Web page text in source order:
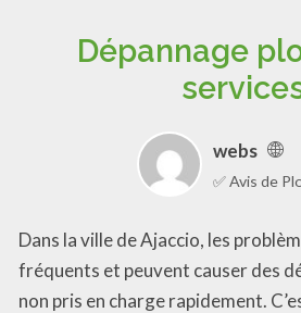
Dépannage
webs
✅ Avis de
Dans la ville de Ajaccio, les
fréquents et peuvent causer des
non pris en charge rapidement.